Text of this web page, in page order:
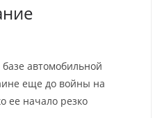
автомобильной
еще до войны на
ее начало резко